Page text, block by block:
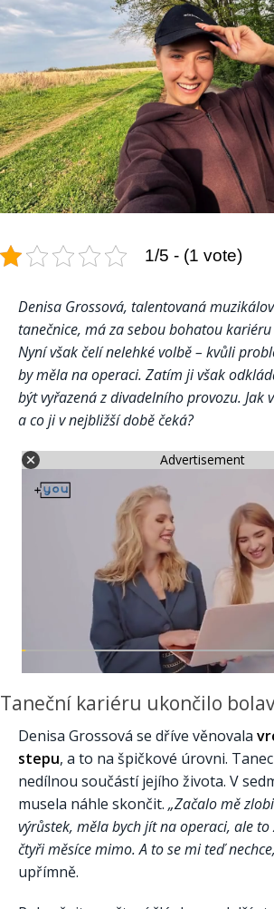
1/5 - (1 vote)
Denisa Grossová, talentovaná
tanečnice, má za sebou bohatou
Nyní však čelí nelehké volbě – kvůli
by měla na operaci. Zatím ji však
být vyřazená z divadelního provozu. Jak
a co ji v nejbližší době čeká?
Advertisement
Taneční kariéru ukončilo
Denisa Grossová se dříve věnovala
stepu, a to na špičkové úrovni.
nedílnou součástí jejího života. V
musela náhle skončit. „Začalo mě
výrůstek, měla bych jít na operaci, ale
čtyři měsíce mimo. A to se mi teď
upřímně.